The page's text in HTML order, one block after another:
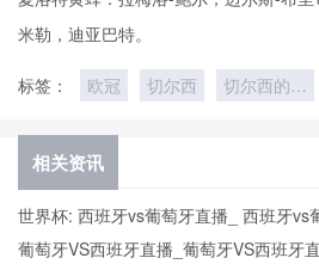
米勒，迪亚巴特。
标签： 欧冠 切尔西
切尔西的比
相关资讯
世界杯: 西班牙vs葡萄牙直播_ 西班牙vs
葡萄牙CCTV5直播入口-24直播网
葡萄牙VS西班牙直播_葡萄牙VS西班牙